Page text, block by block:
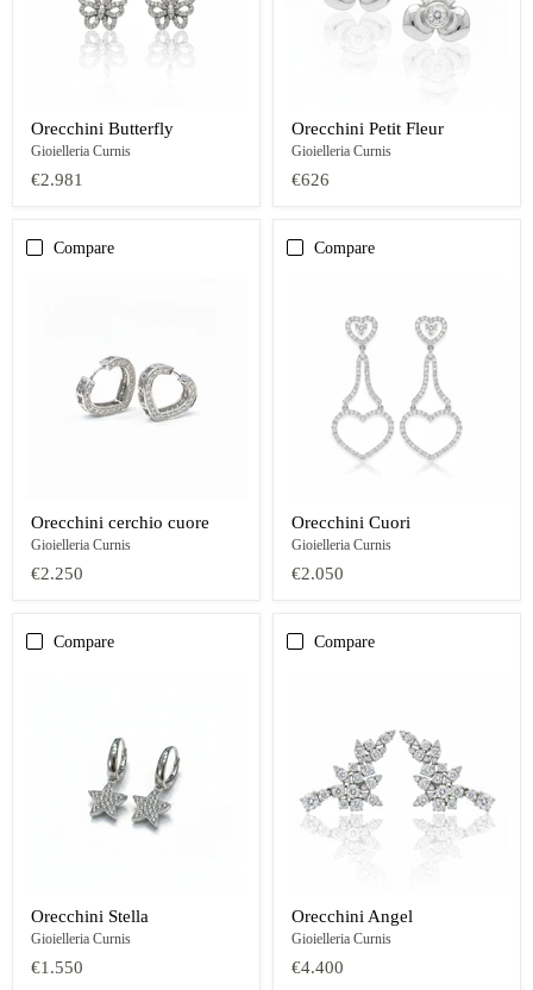
Orecchini Butterfly
Gioielleria Curnis
€2.981
Orecchini Petit Fleur
Gioielleria Curnis
€626
Compare
Orecchini cerchio cuore
Gioielleria Curnis
€2.250
Compare
Orecchini Cuori
Gioielleria Curnis
€2.050
Compare
Orecchini Stella
Gioielleria Curnis
€1.550
Compare
Orecchini Angel
Gioielleria Curnis
€4.400